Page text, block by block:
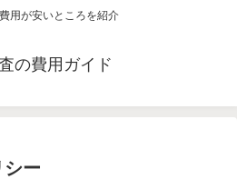
用が安いところを紹介
の費用ガイド
シー